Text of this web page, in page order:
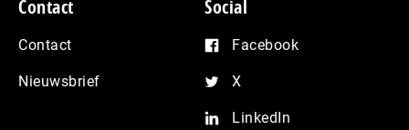
Contact
Contact
Nieuwsbrief
Social
Facebook
X
LinkedIn